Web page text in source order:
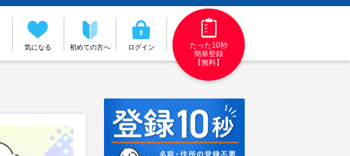
気になる 初めての方へ ログイン
たった10秒
簡単登録
【無料】